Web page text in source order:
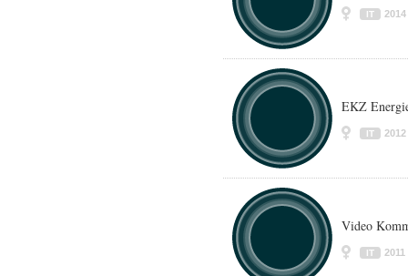
IT 2014
EKZ
IT 2012
Video
IT 2011